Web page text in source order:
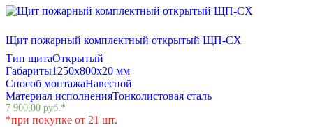
Щит пожарный комплектный открытый ЩП-СХ
Тип щитаОткрытый
Габариты1250x800x20 мм
Способ монтажаНавесной
Материал исполненияТонколистовая сталь
7 900,00 руб.*
*при покупке от 21 шт.